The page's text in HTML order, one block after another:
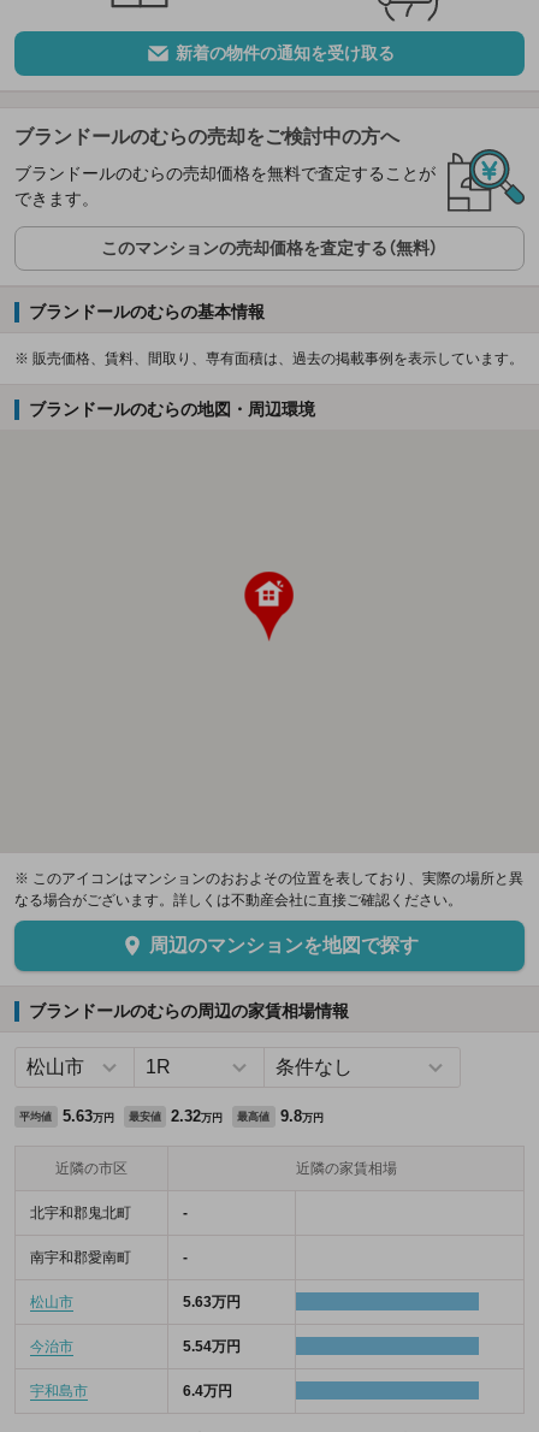
新着の物件の通知を受け取る
ブランドールのむらの売却をご検討中の方へ
ブランドールのむらの売却価格を無料で査定することが
できます。
このマンションの売却価格を査定する（無料）
ブランドールのむらの基本情報
※ 販売価格、賃料、間取り、専有面積は、過去の掲載事例を表示しています。
ブランドールのむらの地図・周辺環境
※ このアイコンはマンションのおおよその位置を表しており、実際の場所と異
なる場合がございます。詳しくは不動産会社に直接ご確認ください。
周辺のマンションを地図で探す
ブランドールのむらの周辺の家賃相場情報
平均値 5.63万円 最安値 2.32万円 最高値 9.8万円
近隣の市区 近隣の家賃相場
北宇和郡鬼北町 -
南宇和郡愛南町 -
松山市 5.63万円
今治市 5.54万円
宇和島市 6.4万円